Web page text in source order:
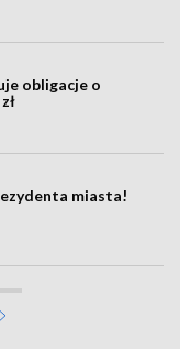
obligacje o
miasta!